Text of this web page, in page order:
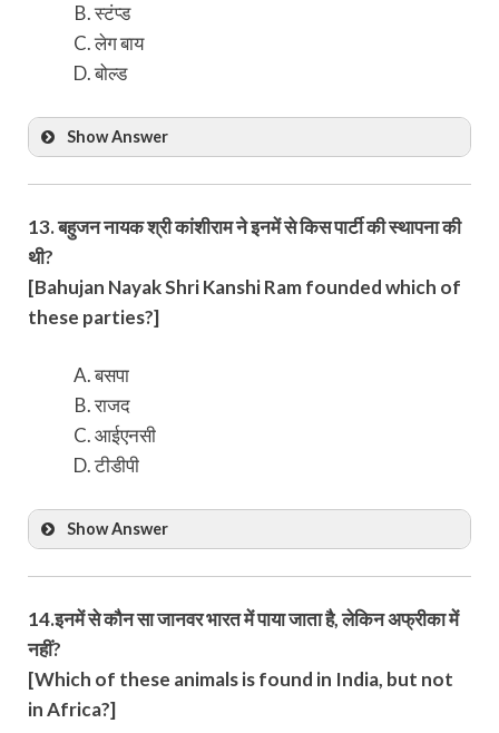
स्टंप्ड
लेग बाय
बोल्ड
Show Answer
13. बहुजन नायक श्री कांशीराम ने इनमें से किस पार्टी की स्थापना की
थी?
[Bahujan Nayak Shri Kanshi Ram founded which of
these parties?]
बसपा
राजद
आईएनसी
टीडीपी
Show Answer
14.इनमें से कौन सा जानवर भारत में पाया जाता है, लेकिन अफ्रीका में
नहीं?
[Which of these animals is found in India, but not
in Africa?]